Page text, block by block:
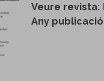
Veure revista:
Any